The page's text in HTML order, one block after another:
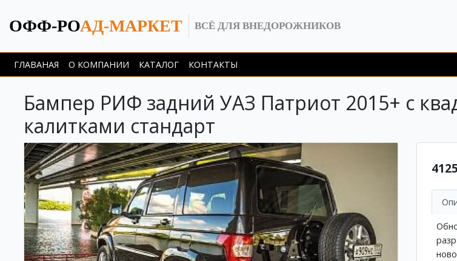
ОФФ-РОАД-МАРКЕТ ВСЁ ДЛЯ ВНЕДОРОЖНИКОВ
ГЛАВАНАЯ О КОМПАНИИ КАТАЛОГ КОНТАКТЫ
Бампер РИФ задний УАЗ Патриот 2015+ с
калитками стандарт